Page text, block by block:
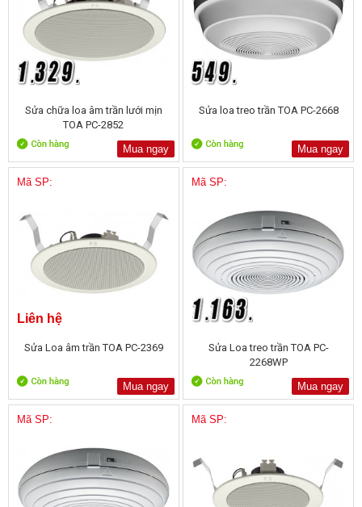
Sửa chữa loa âm trần lưới mịn
TOA PC-2852
Mua ngay
Sửa loa treo trần TOA PC-2668
Mua ngay
Mã SP:
Liên hệ
Sửa Loa âm trần TOA PC-2369
Mua ngay
Mã SP:
Sửa Loa treo trần TOA PC-
2268WP
Mua ngay
Mã SP: Mã SP: